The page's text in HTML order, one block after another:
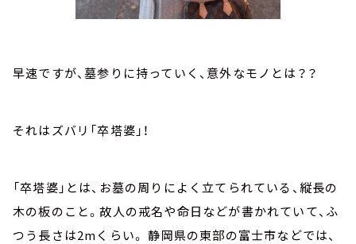
早速ですが、墓参りに持っていく、意外なモノとは？？
それはズバリ「卒塔婆」！
「卒塔婆」とは、お墓の周りによく立てられている、縦長の
木の板のこと。故人の戒名や命日などが書かれていて、ふ
つう長さは2mくらい。 静岡県の東部の富士市などでは、